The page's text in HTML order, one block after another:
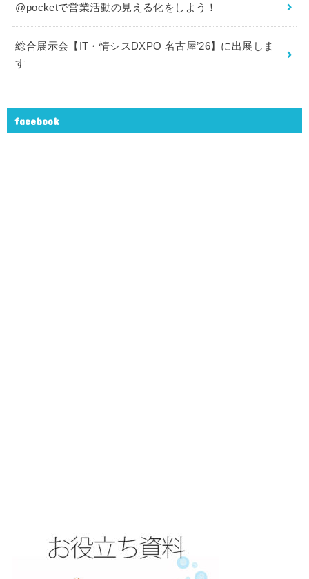
@pocketで営業活動の見える化をしよう！
総合展示会【IT・情シスDXPO 名古屋’26】に出展しま
す
facebook